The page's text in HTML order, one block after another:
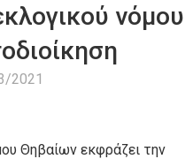
νόμου
2021
Θηβαίων εκφράζει την